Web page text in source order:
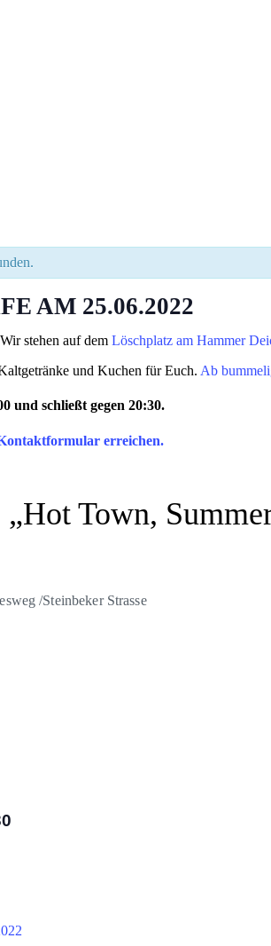
AM 25.06.2022
stehen auf dem Löschplatz am Hammer
und Kuchen für Euch. Ab
und schließt gegen 20:30.
erreichen.
„Hot Town,
/Steinbeker Strasse